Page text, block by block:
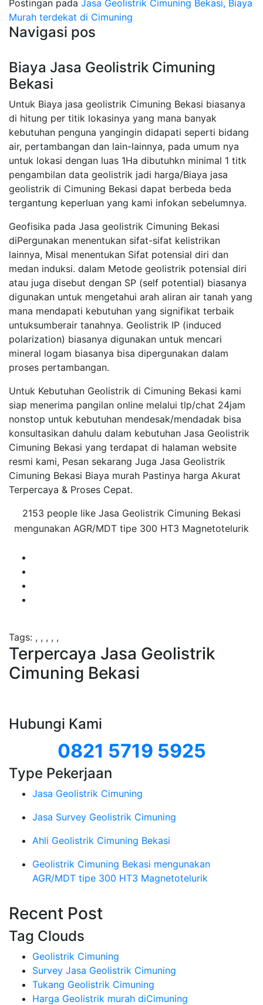
Postingan pada Jasa Geolistrik Cimuning Bekasi, Biaya
Murah terdekat di Cimuning
Navigasi pos
Biaya Jasa Geolistrik Cimuning
Bekasi
Untuk Biaya jasa geolistrik Cimuning Bekasi biasanya
di hitung per titik lokasinya yang mana banyak
kebutuhan penguna yangingin didapati seperti bidang
air, pertambangan dan lain-lainnya, pada umum nya
untuk lokasi dengan luas 1Ha dibutuhkn minimal 1 titk
pengambilan data geolistrik jadi harga/Biaya jasa
geolistrik di Cimuning Bekasi dapat berbeda beda
tergantung keperluan yang kami infokan sebelumnya.
Geofisika pada Jasa geolistrik Cimuning Bekasi
diPergunakan menentukan sifat-sifat kelistrikan
lainnya, Misal menentukan Sifat potensial diri dan
medan induksi. dalam Metode geolistrik potensial diri
atau juga disebut dengan SP (self potential) biasanya
digunakan untuk mengetahui arah aliran air tanah yang
mana mendapati kebutuhan yang signifikat terbaik
untuksumberair tanahnya. Geolistrik IP (induced
polarization) biasanya digunakan untuk mencari
mineral logam biasanya bisa dipergunakan dalam
proses pertambangan.
Untuk Kebutuhan Geolistrik di Cimuning Bekasi kami
siap menerima pangilan online melalui tlp/chat 24jam
nonstop untuk kebutuhan mendesak/mendadak bisa
konsultasikan dahulu dalam kebutuhan Jasa Geolistrik
Cimuning Bekasi yang terdapat di halaman website
resmi kami, Pesan sekarang Juga Jasa Geolistrik
Cimuning Bekasi Biaya murah Pastinya harga Akurat
Terpercaya & Proses Cepat.
2153 people like Jasa Geolistrik Cimuning Bekasi
mengunakan AGR/MDT tipe 300 HT3 Magnetotelurik
Tags: , , , , ,
Terpercaya Jasa Geolistrik
Cimuning Bekasi
Hubungi Kami
0821 5719 5925
Type Pekerjaan
Jasa Geolistrik Cimuning
Jasa Survey Geolistrik Cimuning
Ahli Geolistrik Cimuning Bekasi
Geolistrik Cimuning Bekasi mengunakan
AGR/MDT tipe 300 HT3 Magnetotelurik
Recent Post
Tag Clouds
Geolistrik Cimuning
Survey Jasa Geolistrik Cimuning
Tukang Geolistrik Cimuning
Harga Geolistrik murah diCimuning